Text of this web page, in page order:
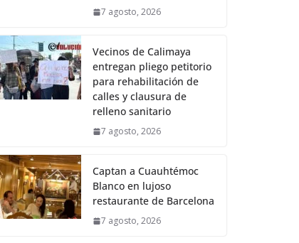
7 agosto, 2026
Vecinos de Calimaya
entregan pliego petitorio
para rehabilitación de
calles y clausura de
relleno sanitario
7 agosto, 2026
Captan a Cuauhtémoc
Blanco en lujoso
restaurante de Barcelona
7 agosto, 2026